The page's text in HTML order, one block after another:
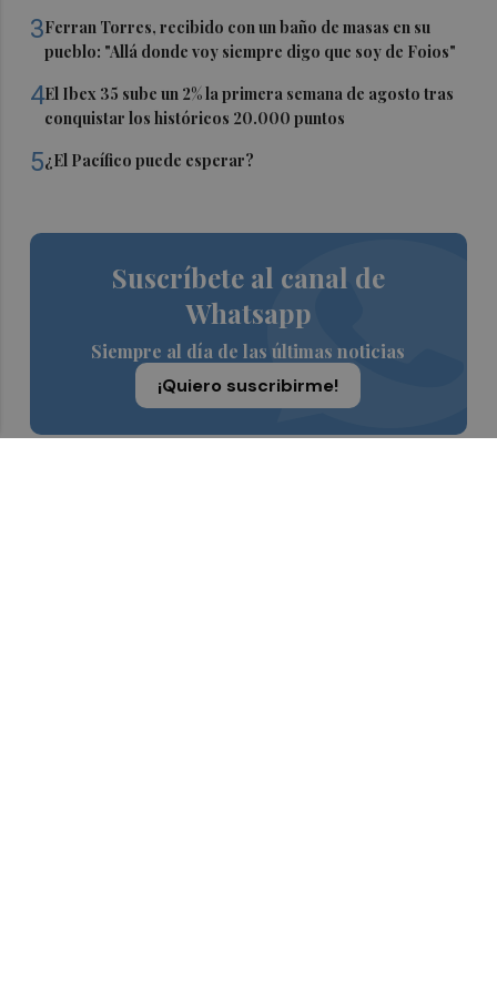
3Ferran Torres, recibido con un baño de masas en su
pueblo: "Allá donde voy siempre digo que soy de Foios"
4El Ibex 35 sube un 2% la primera semana de agosto tras
conquistar los históricos 20.000 puntos
5¿El Pacífico puede esperar?
Suscríbete al canal de
Whatsapp
Siempre al día de las últimas noticias
¡Quiero suscribirme!